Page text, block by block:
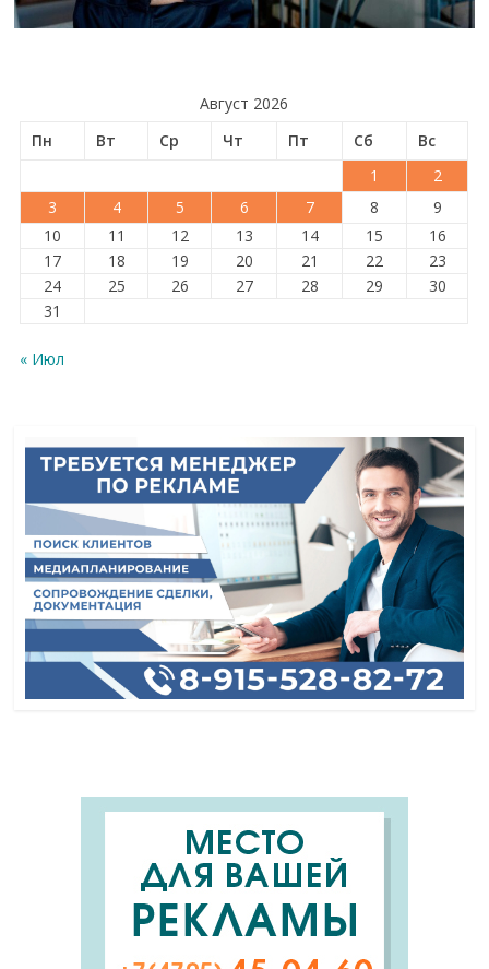
Август 2026
Пн
Вт Ср Чт Пт Сб
Вс
1
2
3
4 5 6 7 8
9
10
11 12 13 14 15
16
17
18 19 20 21 22
23
24
25 26 27 28 29
30
31
« Июл